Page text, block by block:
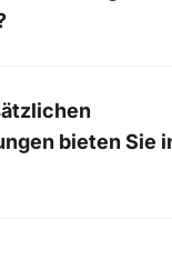
bieten Sie